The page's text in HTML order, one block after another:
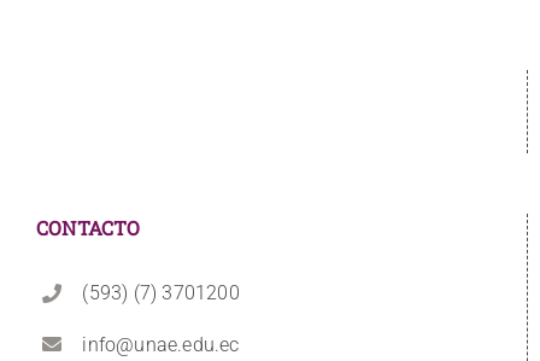
CONTACTO
(593) (7) 3701200
info@unae.edu.ec